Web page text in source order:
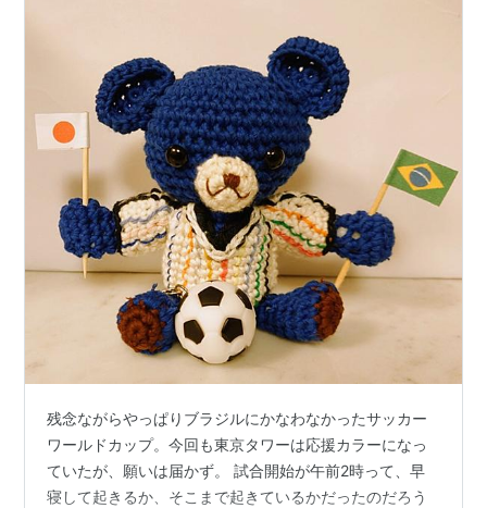
残念ながらやっぱりブラジルにかなわなかったサッカー
ワールドカップ。今回も東京タワーは応援カラーになっ
ていたが、願いは届かず。 試合開始が午前2時って、早
寝して起きるか、そこまで起きているかだったのだろう